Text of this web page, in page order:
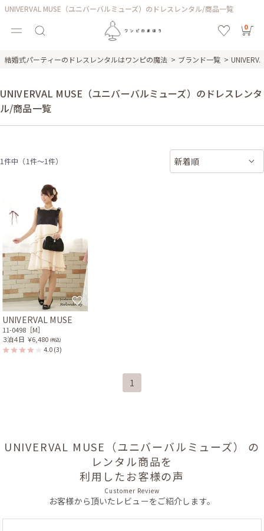
UNIVERVAL MUSE（ユニバーバルミューズ）のドレスレンタル/商品一覧
0
結婚式パーティーのドレスレンタルはワンピの魔法 ブランド一覧
UNIVERVAL MUSE（ユニバーバルミューズ）のドレスレンタ
ル/商品一覧
1件中（1件〜1件）
UNIVERVAL MUSE
11-0498［M］
３泊４日 ￥6,480 (税込)
4.0(3)
1
UNIVERVAL MUSE（ユニバーバルミューズ） の
レンタル商品を
利用したお客様の声
Customer Review
お客様から頂いたレビューをご紹介します。